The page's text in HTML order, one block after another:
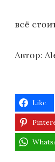
всё
Автор:
Like